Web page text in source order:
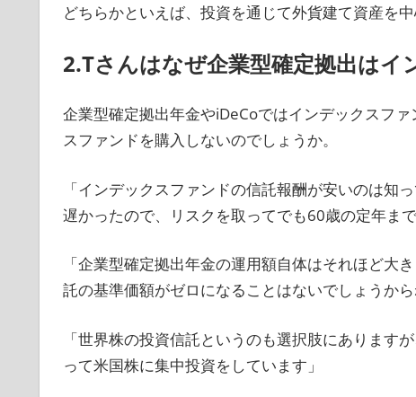
どちらかといえば、投資を通じて外貨建て資産を
2.Tさんはなぜ企業型確定拠出は
企業型確定拠出年金やiDeCoではインデックスフ
スファンドを購入しないのでしょうか。
「インデックスファンドの信託報酬が安いのは知
遅かったので、リスクを取ってでも60歳の定年ま
「企業型確定拠出年金の運用額自体はそれほど大
託の基準価額がゼロになることはないでしょうから
「世界株の投資信託というのも選択肢にあります
って米国株に集中投資をしています」